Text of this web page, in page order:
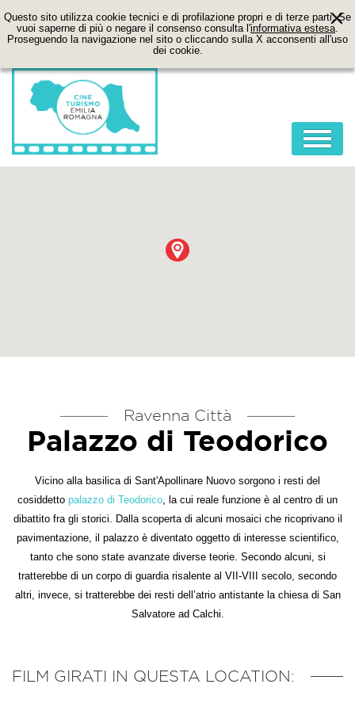
Questo sito utilizza cookie tecnici e di profilazione propri e di terze parti. Se
vuoi saperne di più o negare il consenso consulta l'informativa estesa.
Proseguendo la navigazione nel sito o cliccando sulla X acconsenti all'uso
dei cookie.
FILM
LOCATION
Ravenna Città
Palazzo di Teodorico
Vicino alla basilica di Sant'Apollinare Nuovo sorgono i resti del
cosiddetto palazzo di Teodorico, la cui reale funzione è al centro di un
dibattito fra gli storici. Dalla scoperta di alcuni mosaici che ricoprivano il
pavimentazione, il palazzo è diventato oggetto di interesse scientifico,
tanto che sono state avanzate diverse teorie. Secondo alcuni, si
tratterebbe di un corpo di guardia risalente al VII-VIII secolo, secondo
altri, invece, si tratterebbe dei resti dell’atrio antistante la chiesa di San
Salvatore ad Calchi.
FILM GIRATI IN QUESTA LOCATION: